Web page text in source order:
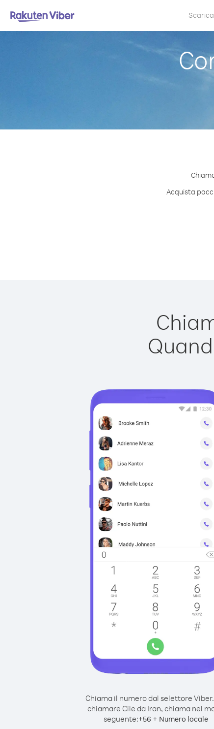
Scarica
Acquista
Chiama il numero dal selettore Viber.
chiamare Cile da Iran, chiama nel
seguente:+56 + Numero locale